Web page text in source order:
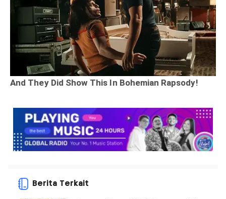
Berita Terkait